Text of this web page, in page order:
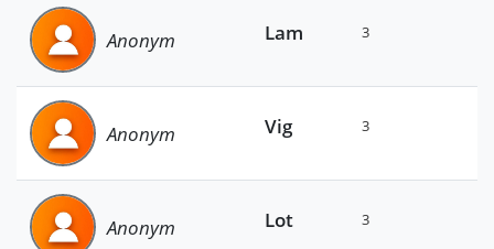
Anonym Lam 3
Anonym Vig 3
Anonym Lot 3